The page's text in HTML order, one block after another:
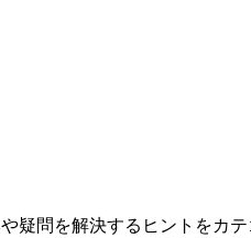
疑問を解決するヒントをカ